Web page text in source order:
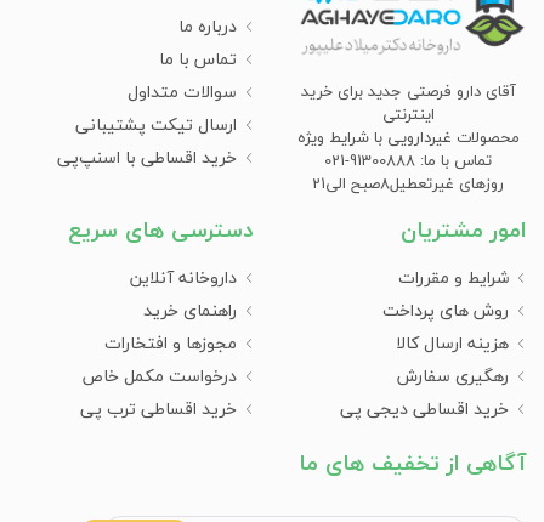
آقای دارو فرصتی جدید برای خرید
اینترنتی
محصولات غیردارویی با شرایط ویژه
تماس با ما: 91300888-021
روزهای غیرتعطیل8صبح الی21
درباره ما
تماس با ما
سوالات متداول
ارسال تیکت پشتیبانی
خرید اقساطی با اسنپ‌پی
امور مشتریان
شرایط و مقررات
روش های پرداخت
هزینه ارسال کالا
رهگیری سفارش
خرید اقساطی دیجی پی
دسترسی های سریع
داروخانه آنلاین
راهنمای خرید
مجوزها و افتخارات
درخواست مکمل خاص
خرید اقساطی ترب پی
آگاهی از تخفیف های ما